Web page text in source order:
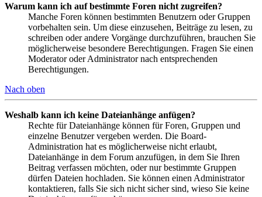
Warum kann ich auf bestimmte Foren nicht zugreifen?
Manche Foren können bestimmten Benutzern oder Gruppen
vorbehalten sein. Um diese einzusehen, Beiträge zu lesen, zu
schreiben oder andere Vorgänge durchzuführen, brauchen Sie
möglicherweise besondere Berechtigungen. Fragen Sie einen
Moderator oder Administrator nach entsprechenden
Berechtigungen.
Nach oben
Weshalb kann ich keine Dateianhänge anfügen?
Rechte für Dateianhänge können für Foren, Gruppen und
einzelne Benutzer vergeben werden. Die Board-
Administration hat es möglicherweise nicht erlaubt,
Dateianhänge in dem Forum anzufügen, in dem Sie Ihren
Beitrag verfassen möchten, oder nur bestimmte Gruppen
dürfen Dateien hochladen. Sie können einen Administrator
kontaktieren, falls Sie sich nicht sicher sind, wieso Sie keine